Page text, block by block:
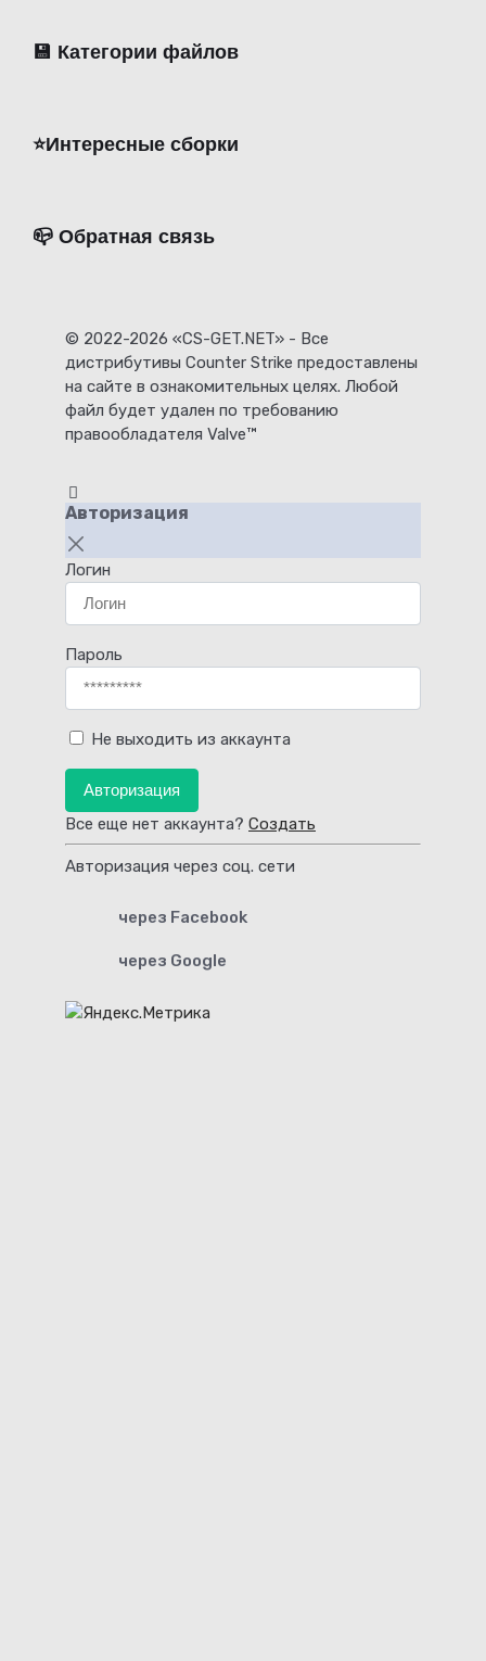
💾 Категории файлов
⭐️Интересные сборки
📪 Обратная связь
© 2022-2026 «CS-GET.NET» - Все
дистрибутивы Counter Strike предоставлены
на сайте в ознакомительных целях. Любой
файл будет удален по требованию
правообладателя Valve™
Авторизация
Логин
Пароль
Не выходить из аккаунта
Авторизация
Все еще нет аккаунта? Создать
Авторизация через соц. сети
через Facebook
через Google